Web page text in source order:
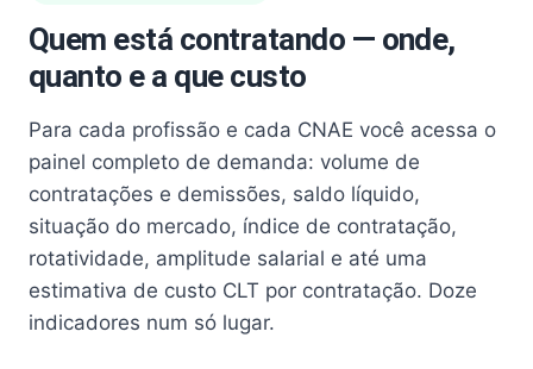
Quem está contratando — onde,
quanto e a que custo
Para cada profissão e cada CNAE você acessa o
painel completo de demanda: volume de
contratações e demissões, saldo líquido,
situação do mercado, índice de contratação,
rotatividade, amplitude salarial e até uma
estimativa de custo CLT por contratação. Doze
indicadores num só lugar.